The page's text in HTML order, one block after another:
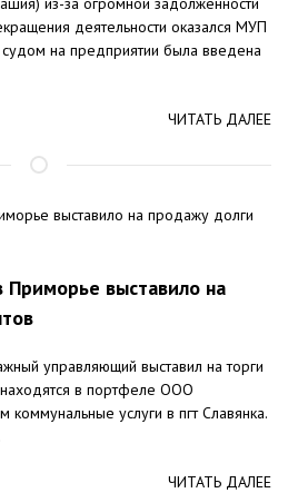
деятельности оказался МУП
на предприятии была введена
ЧИТАТЬ ДАЛЕЕ
выставило на
управляющий выставил на торги
в портфеле ООО
коммунальные услуги в пгт Славянка.
ЧИТАТЬ ДАЛЕЕ